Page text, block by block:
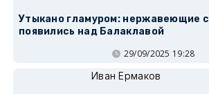
Утыкано гламуром: нержавеющие
появились над Балаклавой
29/09/2025 19:28
Иван Ермаков